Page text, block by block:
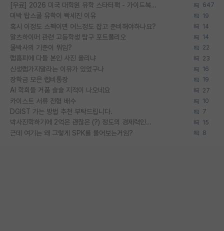
[무료] 2026 미국 대학원 유학 스타터팩 - 가이드북 & 합격자 컨택메일 템플릿 647
미박 탑스쿨 유학이 빡세진 이유 19
혹시 이정도 스펙이면 어느정도 잡고 준비해야하나요? 14
알츠하이머 관련 고등학생 탐구 포트폴리오 14
물박사의 기준이 뭐임? 22
랩홈피에 다들 본인 사진 올리냐 23
신생랩가지말라는 이유가 있었구나 16
장학금 모은 랩비통장 19
AI 학회들 거품 슬슬 지적이 나오네요 27
카이스트 서류 전형 배수 10
DGIST 가는 방법 추천 부탁드립니다. 7
박사진학하기에 2억은 괜찮은 (?) 정도의 경제력인가요 15
근데 여기는 왜 그렇게 SPK를 물어보는거임? 8